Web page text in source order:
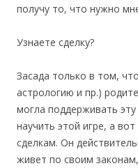
получу то, что нужно
Узнаете сделку?
Засада только в том,
астрологию и пр.)
могла поддерживать
научить этой игре, а
сделкам. Он
живет по своим